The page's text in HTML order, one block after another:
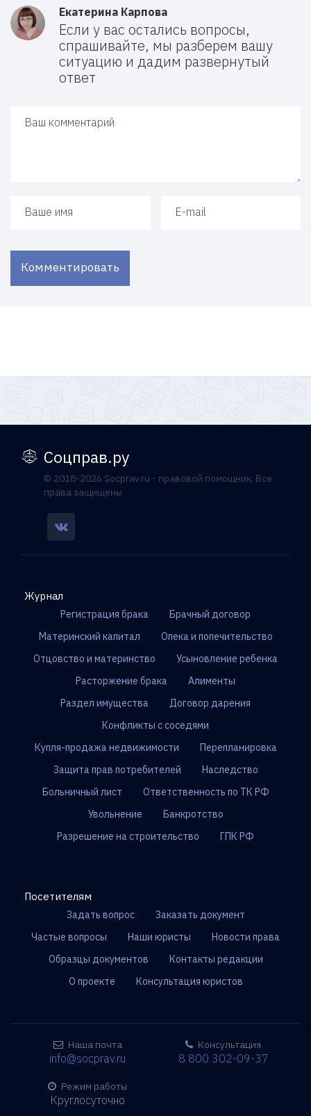
Екатерина Карпова
Если у вас остались вопросы,
спрашивайте, мы разберем вашу
ситуацию и дадим развернутый
ответ
Комментировать
Соцправ.ру
© 2018-2026 Socprav.ru - правовой помощник. Все
права защищены
Журнал
Регистрация брака
Брачный договор
Материнский капитал
Опека и попечительство
Отцовство и материнство
Усыновление ребенка
Расторжение брака
Алименты
Раздел имущества
Договор дарения
Конфликты с соседями
Купля-продажа недвижимости
Перепланировка
Защита прав потребителей
Наследство
Больничный лист
Ответственность по ТК РФ
Увольнение
Банкротство
Разрешение на строительство
ГПК РФ
Посетителям
Задать вопрос
Заказать документ
Частые вопросы
Наши юристы
Новости права
Образцы документов
Контакты редакции
О проекте
Консультация юристов
Наша почта
info@socprav.ru
Режим работы
Круглосуточно
Консультация
8 800 302-09-37